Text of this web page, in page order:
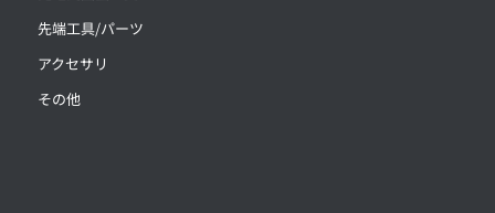
先端工具/パーツ
アクセサリ
その他